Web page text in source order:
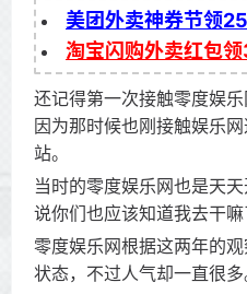
美团外卖神券节领
淘宝闪购外卖红包
还记得第一次接触零度娱乐
因为那时候也刚接触娱乐
站。
当时的零度娱乐网也是天
说你们也应该知道我去干
零度娱乐网根据这两年的
状态，不过人气却一直很多